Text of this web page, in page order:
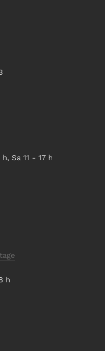
Sa 11 - 17 h
h